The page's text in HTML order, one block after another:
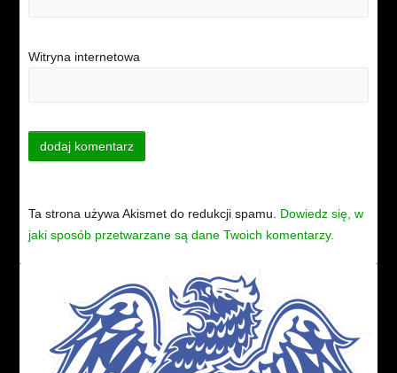
Witryna internetowa
Ta strona używa Akismet do redukcji spamu. Dowiedz się, w
jaki sposób przetwarzane są dane Twoich komentarzy.